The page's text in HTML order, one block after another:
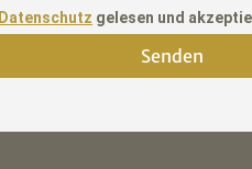
Datenschutz gelesen und
Senden